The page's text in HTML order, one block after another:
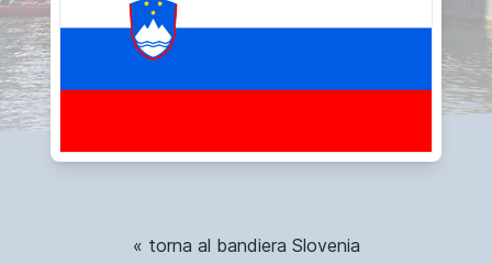
« torna al bandiera Slovenia